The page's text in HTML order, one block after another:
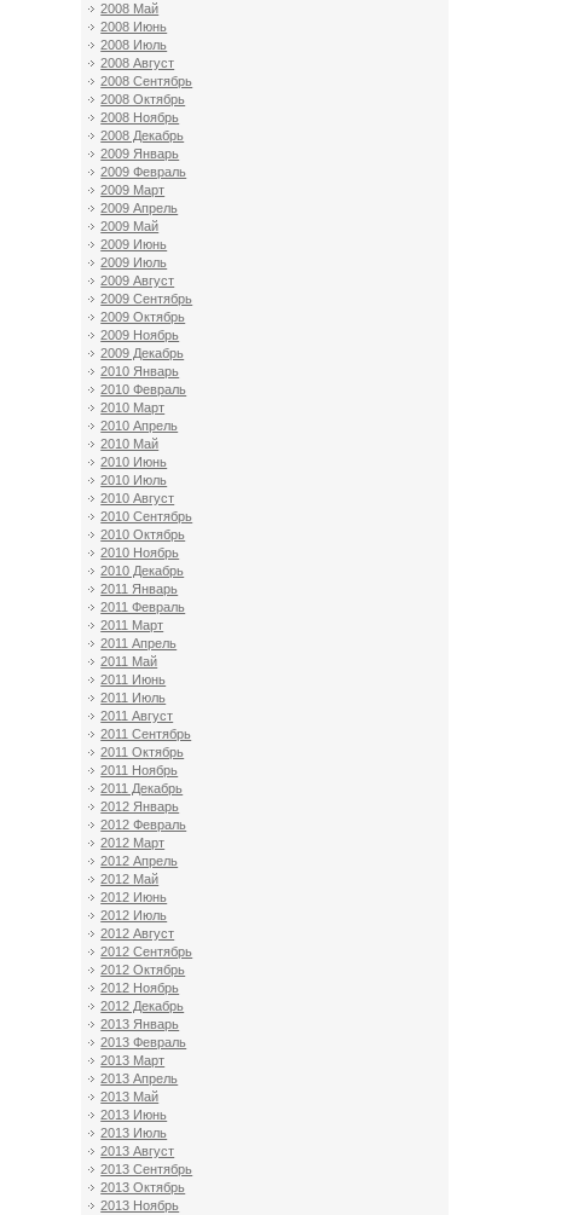
2008 Май
2008 Июнь
2008 Июль
2008 Август
2008 Сентябрь
2008 Октябрь
2008 Ноябрь
2008 Декабрь
2009 Январь
2009 Февраль
2009 Март
2009 Апрель
2009 Май
2009 Июнь
2009 Июль
2009 Август
2009 Сентябрь
2009 Октябрь
2009 Ноябрь
2009 Декабрь
2010 Январь
2010 Февраль
2010 Март
2010 Апрель
2010 Май
2010 Июнь
2010 Июль
2010 Август
2010 Сентябрь
2010 Октябрь
2010 Ноябрь
2010 Декабрь
2011 Январь
2011 Февраль
2011 Март
2011 Апрель
2011 Май
2011 Июнь
2011 Июль
2011 Август
2011 Сентябрь
2011 Октябрь
2011 Ноябрь
2011 Декабрь
2012 Январь
2012 Февраль
2012 Март
2012 Апрель
2012 Май
2012 Июнь
2012 Июль
2012 Август
2012 Сентябрь
2012 Октябрь
2012 Ноябрь
2012 Декабрь
2013 Январь
2013 Февраль
2013 Март
2013 Апрель
2013 Май
2013 Июнь
2013 Июль
2013 Август
2013 Сентябрь
2013 Октябрь
2013 Ноябрь